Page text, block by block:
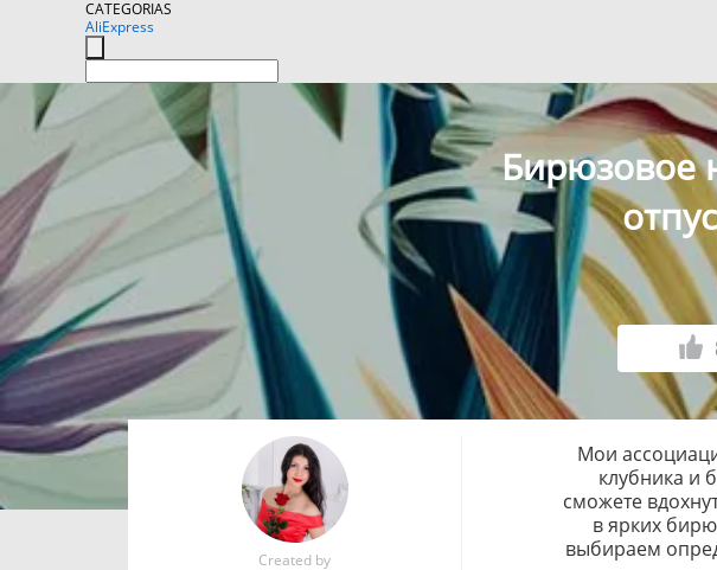
CATEGORIAS
AliExpress
Бирюзовое
Created by
Мои
клубника и
сможете
в ярких
выбираем